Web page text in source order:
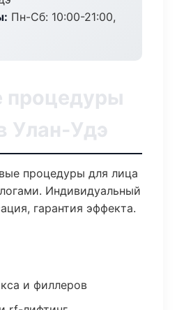
Пн-Сб: 10:00-21:00,
процедуры
Улан-Удэ
процедуры для лица
Индивидуальный
гарантия эффекта.
и филлеров